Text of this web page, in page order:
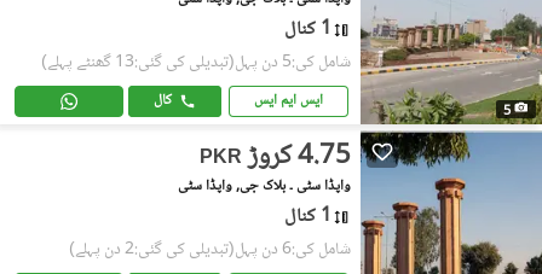
5
1 کنال
شامل کی:5 دن پہل (تبدیلی کی گئی:13 گھنٹے پہلے)
ایس ایم ایس کال
PKR 4.75 کروڑ
واپڈا سٹی ۔ بلاک جی, واپڈا سٹی
1 کنال
شامل کی:6 دن پہل (تبدیلی کی گئی:2 دن پہلے)